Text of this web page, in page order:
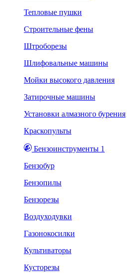
Тепловые пушки
Строительные фены
Штроборезы
Шлифовальные машины
Мойки высокого давления
Затирочные машины
Установки алмазного бурения
Краскопульты
Бензоинструменты 1
Бензобур
Бензопилы
Бензорезы
Воздуходувки
Газонокосилки
Культиваторы
Кусторезы